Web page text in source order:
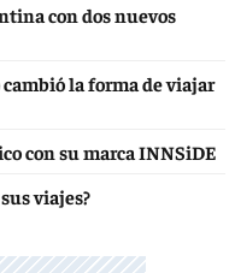
con dos nuevos
la forma de viajar
con su marca INNSiDE
viajes?